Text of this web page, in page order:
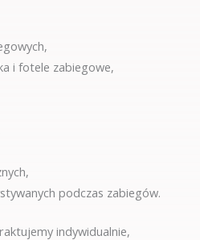
i fotele zabiegowe,
podczas zabiegów.
indywidualnie,